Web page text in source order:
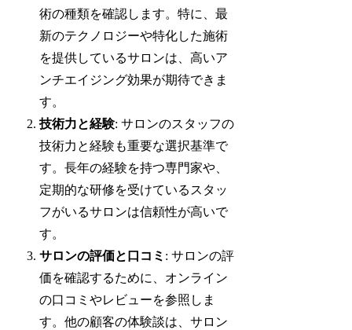
術の種類を確認します。特に、最
新のテクノロジーや特化した施術
を提供しているサロンは、高いア
ンチエイジング効果が期待できま
す。
技術力と経験: サロンのスタッフの
技術力と経験も重要な選択基準で
す。長年の経験を持つ専門家や、
定期的な研修を受けているスタッ
フがいるサロンは信頼性が高いで
す。
サロンの評価と口コミ : サロンの評
価を確認するために、オンライン
の口コミやレビューを参照しま
す。他の顧客の体験談は、サロン